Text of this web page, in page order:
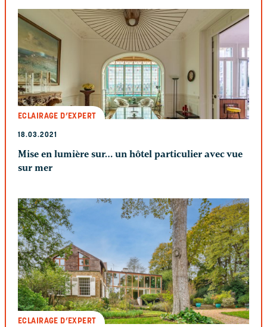
ECLAIRAGE D’EXPERT
18.03.2021
Mise en lumière sur… un hôtel particulier avec vue
sur mer
ECLAIRAGE D’EXPERT